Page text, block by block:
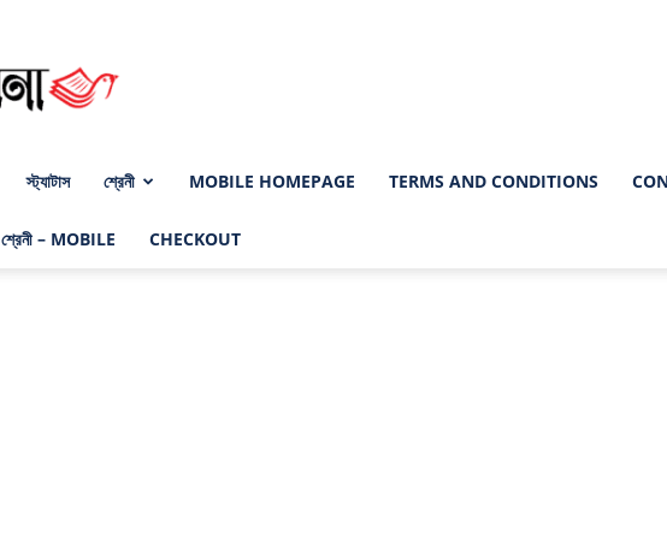
স্ট্যাটাস শ্রেনী MOBILE HOMEPAGE TERMS AND CONDITIONS
শ্রেনী – MOBILE CHECKOUT